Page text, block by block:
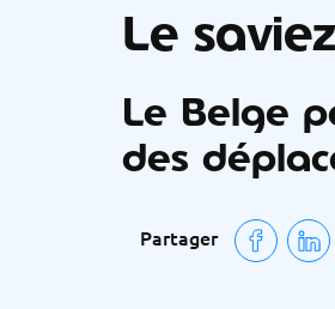
Le
Le Belge
des
Partager